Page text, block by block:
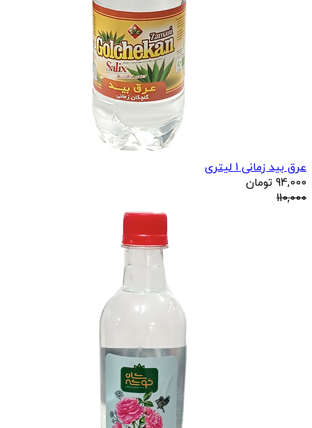
عرق بید زمانی 1 لیتری
94,000 تومان
110,000